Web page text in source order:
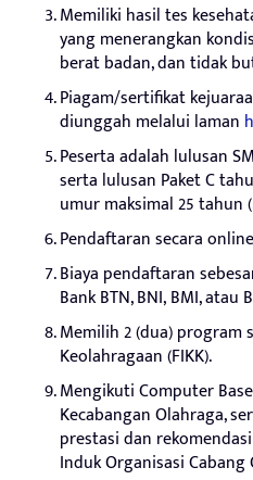
Memiliki hasil tes
yang menerangkan
berat badan, dan tidak
Piagam/sertifikat
diunggah melalui laman
Peserta adalah lulusan
serta lulusan Paket C
umur maksimal 25 tahun
Pendaftaran secara
Biaya pendaftaran
Bank BTN, BNI, BMI, atau
Memilih 2 (dua) program
Keolahragaan (FIKK).
Mengikuti Computer
Kecabangan Olahraga,
prestasi dan
Induk Organisasi Cabang